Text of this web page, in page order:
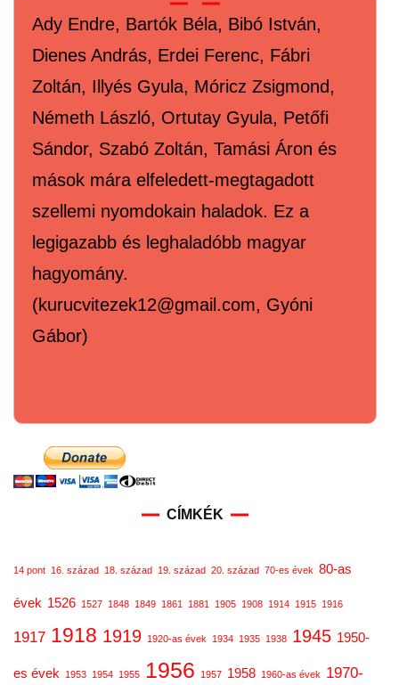
Ady Endre, Bartók Béla, Bibó István,
Dienes András, Erdei Ferenc, Fábri
Zoltán, Illyés Gyula, Móricz Zsigmond,
Németh László, Ortutay Gyula, Petőfi
Sándor, Szabó Zoltán, Tamási Áron és
mások mára elfeledett-megtagadott
szellemi nyomdokain haladok. Ez a
legigazabb és leghaladóbb magyar
hagyomány.
(kurucvitezek12@gmail.com, Gyóni
Gábor)
CÍMKÉK
14 pont 16. század 18. század 19. század 20. század 70-es évek 80-as
évek 1526 1527 1848 1849 1861 1881 1905 1908 1914 1915 1916
1917 1918 1919 1920-as évek 1934 1935 1938 1945 1950-
es évek 1953 1954 1955 1956 1957 1958 1960-as évek 1970-